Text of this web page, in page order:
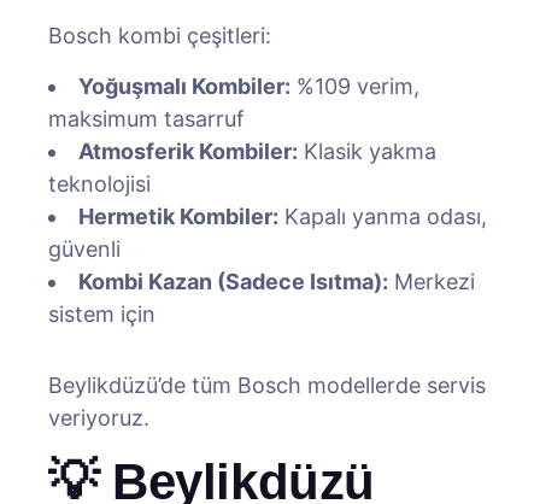
Bosch kombi çeşitleri:
Yoğuşmalı Kombiler: %109 verim,
maksimum tasarruf
Atmosferik Kombiler: Klasik yakma
teknolojisi
Hermetik Kombiler: Kapalı yanma odası,
güvenli
Kombi Kazan (Sadece Isıtma): Merkezi
sistem için
Beylikdüzü’de tüm Bosch modellerde servis
veriyoruz.
💡 Beylikdüzü